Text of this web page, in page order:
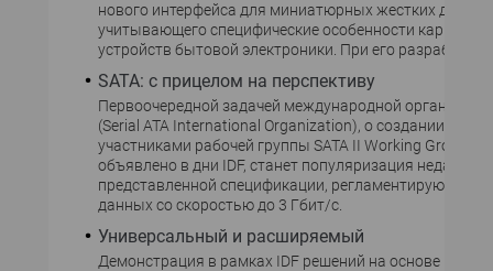
нового интерфейса для миниатюрных жестких дисков,
учитывающего специфические особенности
устройств бытовой электроники. При его разработке,
SATA: с прицелом на перспективу
Первоочередной задачей международной
(Serial ATA International Organization), о создании
участниками рабочей группы SATA II Working Group
объявлено в дни IDF, станет популяризация недавно
представленной спецификации, регламентирующей
данных со скоростью до 3 Гбит/с.
Универсальный и расширяемый
Демонстрация в рамках IDF решений на основе